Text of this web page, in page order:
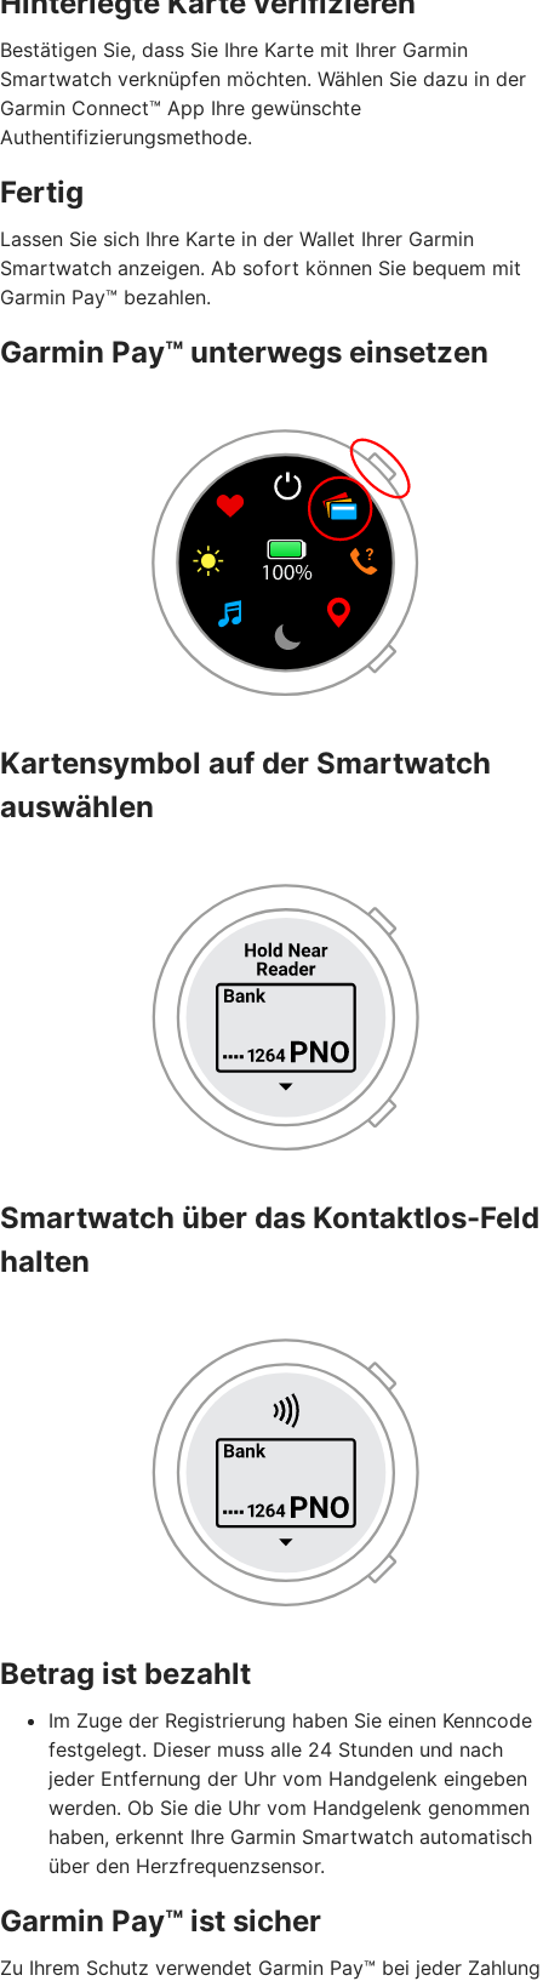
Bestätigen Sie, dass Sie Ihre Karte mit Ihrer Garmin
Smartwatch verknüpfen möchten. Wählen Sie dazu in der
Garmin Connect™ App Ihre gewünschte
Authentifizierungsmethode.
Fertig
Lassen Sie sich Ihre Karte in der Wallet Ihrer Garmin
Smartwatch anzeigen. Ab sofort können Sie bequem mit
Garmin Pay™ bezahlen.
Garmin Pay™ unterwegs einsetzen
Kartensymbol auf der Smartwatch
auswählen
Smartwatch über das Kontaktlos-Feld
halten
Betrag ist bezahlt
Im Zuge der Registrierung haben Sie einen Kenncode
festgelegt. Dieser muss alle 24 Stunden und nach
jeder Entfernung der Uhr vom Handgelenk eingeben
werden. Ob Sie die Uhr vom Handgelenk genommen
haben, erkennt Ihre Garmin Smartwatch automatisch
über den Herzfrequenzsensor.
Garmin Pay™ ist sicher
Zu Ihrem Schutz verwendet Garmin Pay™ bei jeder Zahlung